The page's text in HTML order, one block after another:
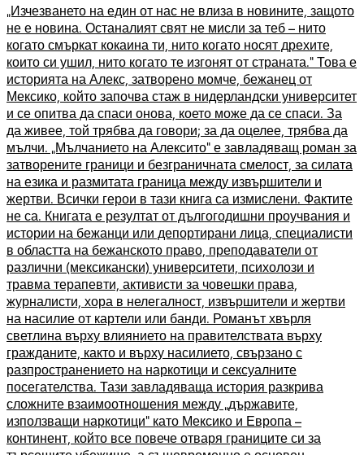
„Изчезването на един от нас не влиза в новините, защото
не е новина. Останалият свят не мисли за теб – нито
когато смъркат кокаина ти, нито когато носят дрехите,
които си ушил, нито когато те изгонят от страната.“ Това е
историята на Алекс, затворено момче, бежанец от
Мексико, който започва стаж в нидерландски университет
и се опитва да спаси онова, което може да се спаси. За
да живее, той трябва да говори; за да оцелее, трябва да
мълчи. „Мълчанието на Алексито“ е завладяващ роман за
затворените граници и безграничната смелост, за силата
на езика и размитата граница между извършители и
жертви. Всички герои в тази книга са измислени. Фактите
не са. Книгата е резултат от дългогодишни проучвания и
истории на бежанци или депортирани лица, специалисти
в областта на бежанското право, преподаватели от
различни (мексикански) университети, психолози и
травма терапевти, активисти за човешки права,
журналисти, хора в нелегалност, извършители и жертви
на насилие от картели или банди. Романът хвърля
светлина върху влиянието на правителствата върху
гражданите, както и върху насилието, свързано с
разпространението на наркотици и сексуалните
посегателства. Тази завладяваща история разкрива
сложните взаимоотношения между „държавите,
използващи наркотици“ като Мексико и Европа –
континент, който все повече отваря границите си за